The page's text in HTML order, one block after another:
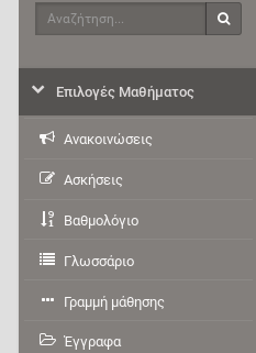
Αναζήτηση
Επιλογές Μαθήματος
Ανακοινώσεις
Ασκήσεις
Βαθμολόγιο
Γλωσσάριο
Γραμμή μάθησης
Έγγραφα